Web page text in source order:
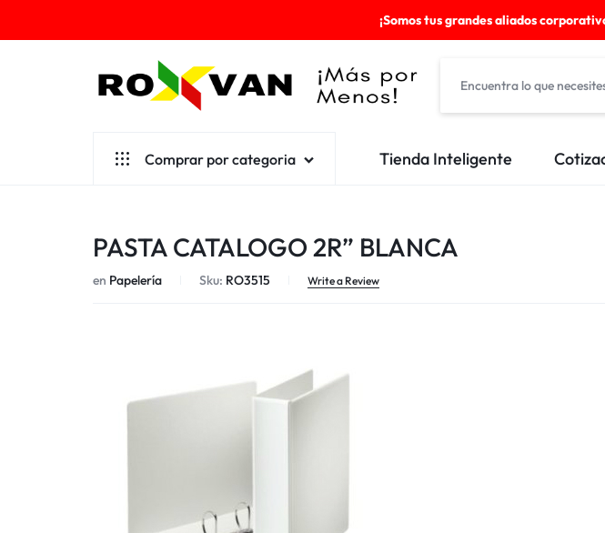
¡Somos tus grandes aliados
¡MÁS
MENOS!
Comprar por categoria
Cafetería
Escolares
Herramientas
Tienda Inteligente
PASTA CATALOGO 2R” BLANCA
en Papelería Sku: RO3515 Write a Review